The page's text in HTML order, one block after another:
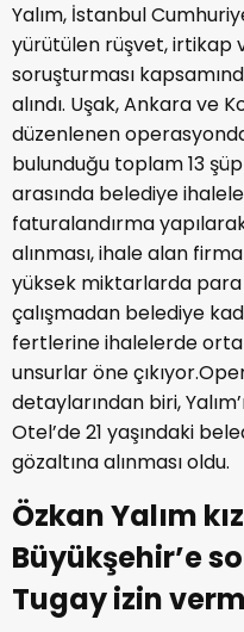
Yalım, İstanbul
yürütülen rüşvet, irtikap
soruşturması
alındı. Uşak, Ankara ve
düzenlenen
bulunduğu toplam 13
arasında belediye
faturalandırma
alınması, ihale alan
yüksek miktarlarda para
çalışmadan belediye
fertlerine ihalelerde
unsurlar öne çıkıyor.
detaylarından biri,
Otel’de 21 yaşındaki
gözaltına alınması oldu.
Özkan Yalım
Büyükşehir’e
Tugay izin